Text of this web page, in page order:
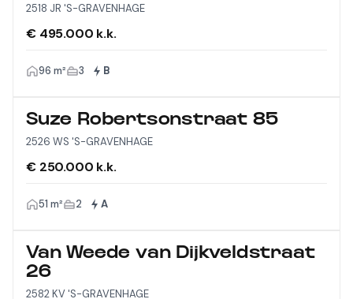
2518 JR 'S-GRAVENHAGE
€ 495.000 k.k.
96 m² 3 B
Suze Robertsonstraat 85
2526 WS 'S-GRAVENHAGE
€ 250.000 k.k.
51 m² 2 A
Van Weede van Dijkveldstraat
26
2582 KV 'S-GRAVENHAGE